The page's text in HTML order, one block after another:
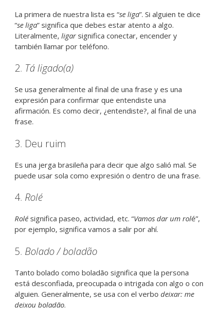
La primera de nuestra lista es “se liga”. Si alguien te dice
“se liga” significa que debes estar atento a algo.
Literalmente, ligarsignifica conectar, encender y
también llamar por teléfono.
2. Tá ligado(a)
Se usa generalmente al final de una frase y es una
expresión para confirmar que entendiste una
afirmación. Es como decir, ¿entendiste?, al final de una
frase.
3. Deu ruim
Es una jerga brasileña para decir que algo salió mal. Se
puede usar sola como expresión o dentro de una frase.
4. Rolé
Rolé significa paseo, actividad, etc. “Vamos dar um rolé”,
por ejemplo, significa vamos a salir por ahí.
5. Bolado / boladão
Tanto bolado como boladão significa que la persona
está desconfiada, preocupada o intrigada con algo o con
alguien. Generalmente, se usa con el verbo deixar: me
deixou boladão.